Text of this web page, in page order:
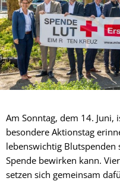
Am Sonntag, dem 14.
besondere Aktionstag
lebenswichtig
Spende bewirken kann.
setzen sich gemeinsam